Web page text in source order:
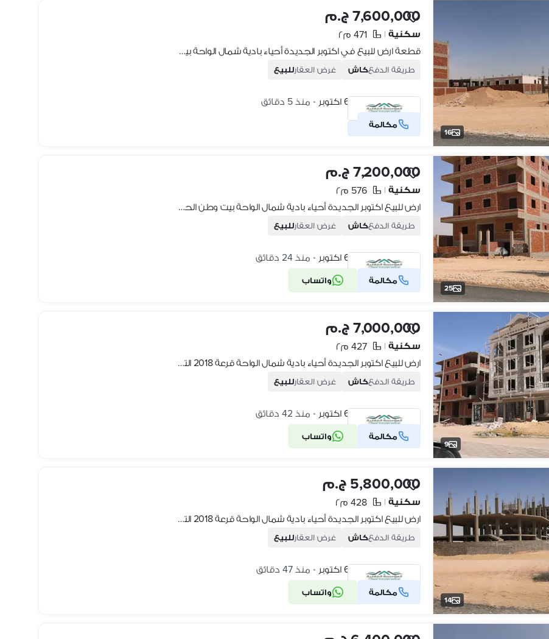
16
7,600,000 ج.م
سكنية |
471 م٢
قطعة ارض للبيع في اكتوبر الجديدة أحياء بادية شمال الواحة بيت وطن الحي الثالث
طريقة الدفعكاش غرض العقارللبيع
أكتوبر الجديدة، 6 اكتوبر • منذ 5 دقائق
مكالمة
شركة موثقة
25
7,200,000 ج.م
سكنية |
576 م٢
ارض للبيع اكتوبر الجديدة أحياء بادية شمال الواحة بيت وطن الحي الثالث
طريقة الدفعكاش غرض العقارللبيع
أكتوبر الجديدة، 6 اكتوبر • منذ 24 دقائق
مكالمة واتساب شركة موثقة
9
7,000,000 ج.م
سكنية |
427 م٢
ارض للبيع اكتوبر الجديدة أحياء بادية شمال الواحة قرعة 2018 التكملي مميزة الحي الثالث
طريقة الدفعكاش غرض العقارللبيع
أكتوبر الجديدة، 6 اكتوبر • منذ 42 دقائق
مكالمة واتساب شركة موثقة
14
5,800,000 ج.م
سكنية |
428 م٢
ارض للبيع اكتوبر الجديدة أحياء بادية شمال الواحة قرعة 2018 التكملي مميزة الحي الثالث
طريقة الدفعكاش غرض العقارللبيع
أكتوبر الجديدة، 6 اكتوبر • منذ 47 دقائق
مكالمة واتساب شركة موثقة